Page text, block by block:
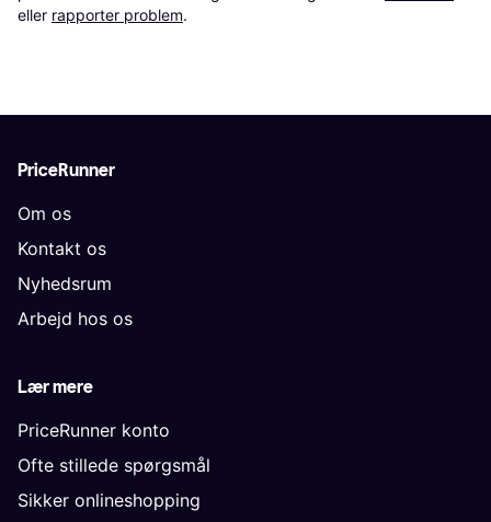
eller rapporter problem.
PriceRunner
Om os
Kontakt os
Nyhedsrum
Arbejd hos os
Lær mere
PriceRunner konto
Ofte stillede spørgsmål
Sikker onlineshopping